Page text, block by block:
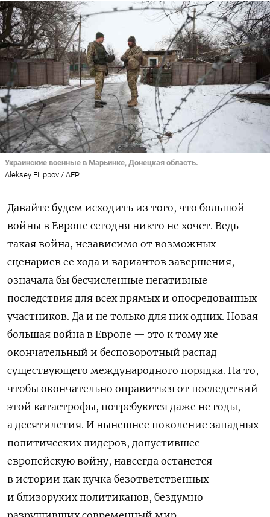
Украинские военные в Марьинке, Донецкая область.
Aleksey Filippov / AFP
Давайте будем исходить из того, что большой
войны в Европе сегодня никто не хочет. Ведь
такая война, независимо от возможных
сценариев ее хода и вариантов завершения,
означала бы бесчисленные негативные
последствия для всех прямых и опосредованных
участников. Да и не только для них одних. Новая
большая война в Европе — это к тому же
окончательный и бесповоротный распад
существующего международного порядка. На то,
чтобы окончательно оправиться от последствий
этой катастрофы, потребуются даже не годы,
а десятилетия. И нынешнее поколение западных
политических лидеров, допустившее
европейскую войну, навсегда останется
в истории как кучка безответственных
и близоруких политиканов, бездумно